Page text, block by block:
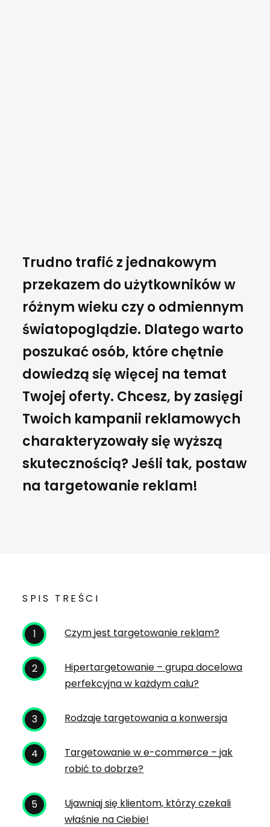
Trudno trafić z jednakowym
przekazem do użytkowników w
różnym wieku czy o odmiennym
światopoglądzie. Dlatego warto
poszukać osób, które chętnie
dowiedzą się więcej na temat
Twojej oferty. Chcesz, by zasięgi
Twoich kampanii reklamowych
charakteryzowały się wyższą
skutecznością? Jeśli tak, postaw
na targetowanie reklam!
SPIS TREŚCI
Czym jest targetowanie reklam?
Hipertargetowanie – grupa docelowa
perfekcyjna w każdym calu?
Rodzaje targetowania a konwersja
Targetowanie w e-commerce – jak
robić to dobrze?
Ujawniaj się klientom, którzy czekali
właśnie na Ciebie!